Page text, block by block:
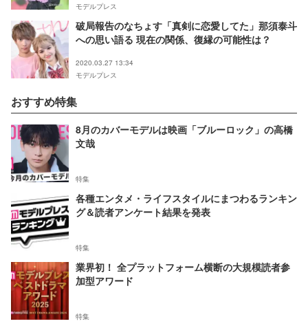
モデルプレス
破局報告のなちょす「真剣に恋愛してた」那須泰斗
への思い語る 現在の関係、復縁の可能性は？
2020.03.27 13:34
モデルプレス
おすすめ特集
8月のカバーモデルは映画「ブルーロック」の高橋
文哉
特集
各種エンタメ・ライフスタイルにまつわるランキン
グ＆読者アンケート結果を発表
特集
業界初！ 全プラットフォーム横断の大規模読者参
加型アワード
特集